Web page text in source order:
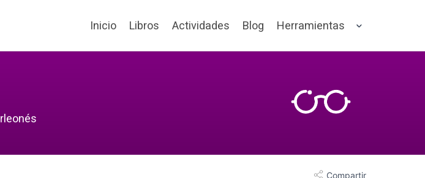
Inicio Libros Actividades Blog Herramientas
Compartir